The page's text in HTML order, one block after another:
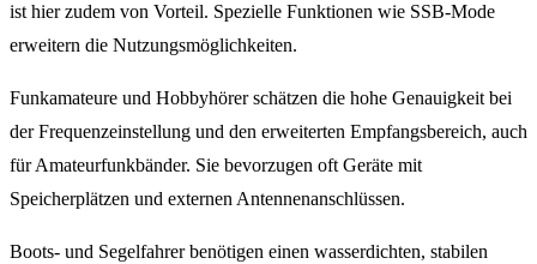
ist hier zudem von Vorteil. Spezielle Funktionen wie SSB-Mode
erweitern die Nutzungsmöglichkeiten.
Funkamateure und Hobbyhörer schätzen die hohe Genauigkeit bei
der Frequenzeinstellung und den erweiterten Empfangsbereich, auch
für Amateurfunkbänder. Sie bevorzugen oft Geräte mit
Speicherplätzen und externen Antennenanschlüssen.
Boots- und Segelfahrer benötigen einen wasserdichten, stabilen